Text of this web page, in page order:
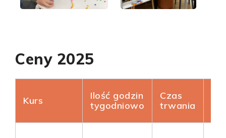
Ceny 2025
Kurs
Ilość godzin
tygodniowo
Czas
trwania